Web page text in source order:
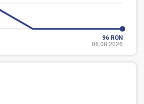
96 RON
06.08.2026